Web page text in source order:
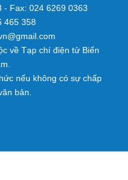
- Fax: 024 6269 0363
465 358
về Tạp chí điện tử Biển
nếu không có sự chấp
bản.